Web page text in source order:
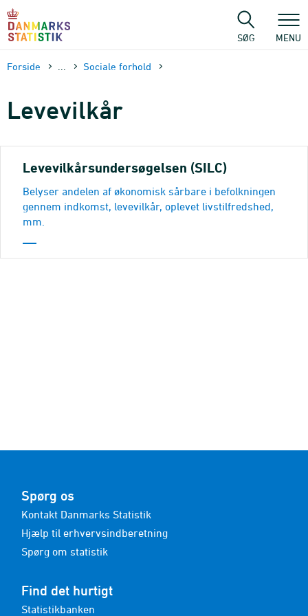
sidens
SØG MENU
Forside Sociale forhold
Levevilkår
Levevilkårsundersøgelsen (SILC)
Belyser andelen af økonomisk sårbare i befolkningen
gennem indkomst, levevilkår, oplevet livstilfredshed,
mm.
Spørg os
Kontakt Danmarks Statistik
Hjælp til erhvervsindberetning
Spørg om statistik
Find det hurtigt
Statistikbanken